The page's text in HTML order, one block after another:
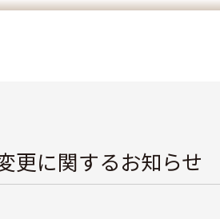
更に関するお知らせ